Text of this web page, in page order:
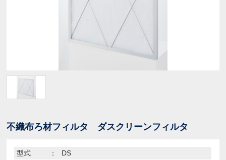
不織布ろ材フィルタ ダスクリーンフィルタ
型式 ：
DS